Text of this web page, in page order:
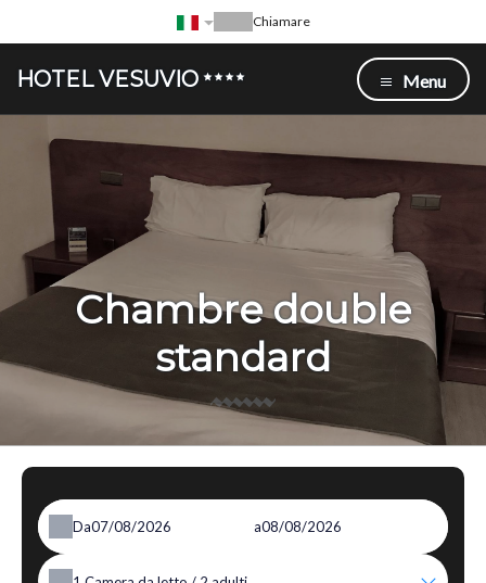
Chiamare
HOTEL VESUVIO Menu
Chambre double
standard
Da a